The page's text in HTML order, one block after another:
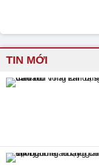
TIN MỚI